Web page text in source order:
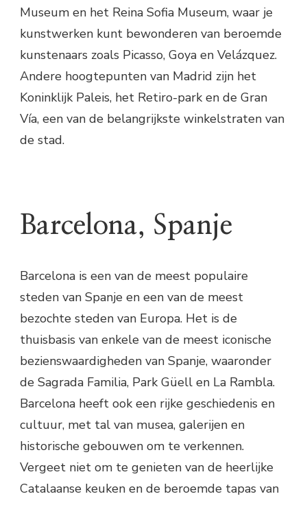
Museum en het Reina Sofia Museum, waar je
kunstwerken kunt bewonderen van beroemde
kunstenaars zoals Picasso, Goya en Velázquez.
Andere hoogtepunten van Madrid zijn het
Koninklijk Paleis, het Retiro-park en de Gran
Vía, een van de belangrijkste winkelstraten van
de stad.
Barcelona, Spanje
Barcelona is een van de meest populaire
steden van Spanje en een van de meest
bezochte steden van Europa. Het is de
thuisbasis van enkele van de meest iconische
bezienswaardigheden van Spanje, waaronder
de Sagrada Familia, Park Güell en La Rambla.
Barcelona heeft ook een rijke geschiedenis en
cultuur, met tal van musea, galerijen en
historische gebouwen om te verkennen.
Vergeet niet om te genieten van de heerlijke
Catalaanse keuken en de beroemde tapas van